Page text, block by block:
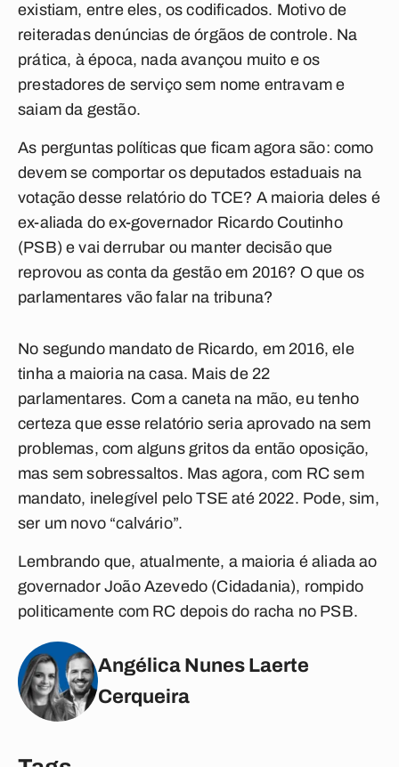
existiam, entre eles, os codificados. Motivo de
reiteradas denúncias de órgãos de controle. Na
prática, à época, nada avançou muito e os
prestadores de serviço sem nome entravam e
saiam da gestão.
As perguntas políticas que ficam agora são: como
devem se comportar os deputados estaduais na
votação desse relatório do TCE? A maioria deles é
ex-aliada do ex-governador Ricardo Coutinho
(PSB) e vai derrubar ou manter decisão que
reprovou as conta da gestão em 2016? O que os
parlamentares vão falar na tribuna?
No segundo mandato de Ricardo, em 2016, ele
tinha a maioria na casa. Mais de 22
parlamentares. Com a caneta na mão, eu tenho
certeza que esse relatório seria aprovado na sem
problemas, com alguns gritos da então oposição,
mas sem sobressaltos. Mas agora, com RC sem
mandato, inelegível pelo TSE até 2022. Pode, sim,
ser um novo “calvário”.
Lembrando que, atualmente, a maioria é aliada ao
governador João Azevedo (Cidadania), rompido
politicamente com RC depois do racha no PSB.
Angélica Nunes Laerte
Cerqueira